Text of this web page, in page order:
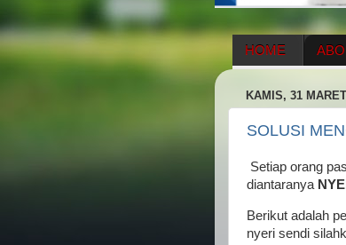
HOME
ENAGIC
KAMIS, 31
SOLUSI
Setiap orang
diantaranya
Berikut adalah
nyeri sendi